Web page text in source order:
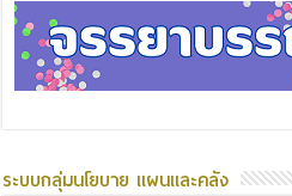
ระบบกลุ่มนโยบาย แผนและคลัง